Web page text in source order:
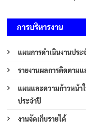
การบริหารงาน
แผนการดำเนินงานประ
รายงานผลการติดตาม
แผนและความก้าวหน้า
ประจำปี
งานจัดเก็บรายได้